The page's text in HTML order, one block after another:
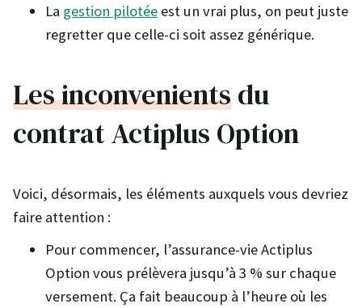
La gestion pilotée est un vrai plus, on peut juste
regretter que celle-ci soit assez générique.
Les inconvenientsdu
contrat Actiplus Option
Voici, désormais, les éléments auxquels vous devriez
faire attention :
Pour commencer, l’assurance-vie Actiplus
Option vous prélèvera jusqu’à 3 % sur chaque
versement. Ça fait beaucoup à l’heure où les